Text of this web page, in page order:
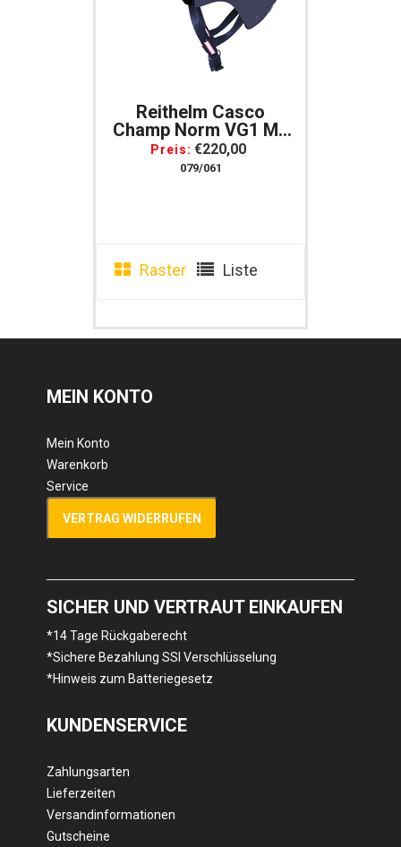
Reithelm Casco
Champ Norm VG1 Mit
Austauschbarem
Lang- Und Kurzschild
Preis: €220,00
079/061
Raster Liste
MEIN KONTO
Mein Konto
Warenkorb
Service
VERTRAG WIDERRUFEN
SICHER UND VERTRAUT EINKAUFEN
*14 Tage Rückgaberecht
*Sichere Bezahlung SSl Verschlüsselung
*Hinweis zum Batteriegesetz
KUNDENSERVICE
Zahlungsarten
Lieferzeiten
Versandinformationen
Gutscheine